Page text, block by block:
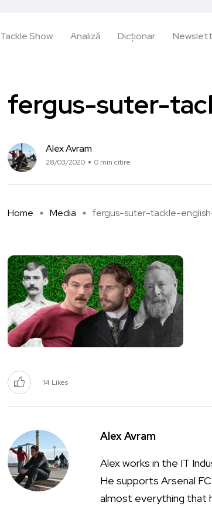
Tackle Show Analiză Dicționar
fergus-suter-
Alex Avram
28/03/2020 0 min citire
Home Media fergus-suter-tackle-
14 Likes
Alex Avram
Alex works in the IT
He supports Arsenal
almost everything that